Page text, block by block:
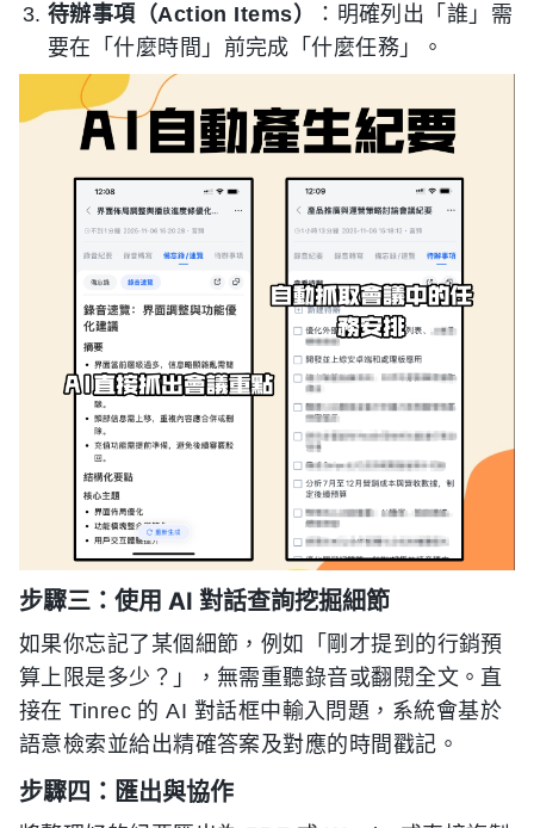
待辦事項（Action Items）
：明確列出「誰」需
要在「什麼時間」前完成「什麼任務」。
步驟三：使用 AI 對話查詢挖掘細節
如果你忘記了某個細節，例如「剛才提到的行銷預
算上限是多少？」，無需重聽錄音或翻閱全文。直
接在 Tinrec 的 AI 對話框中輸入問題，系統會基於
語意檢索並給出精確答案及對應的時間戳記。
步驟四：匯出與協作